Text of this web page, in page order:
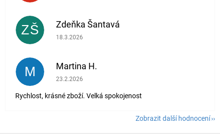
ZŠ Zdeňka Šantavá
Hodnocení obchodu je 5 z 5 hvězdiček.
18.3.2026
M Martina H.
Hodnocení obchodu je 5 z 5 hvězdiček.
23.2.2026
Rychlost, krásné zboží. Velká spokojenost
Zobrazit další hodnocení